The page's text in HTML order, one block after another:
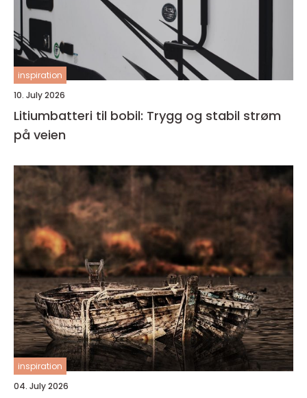
inspiration
10. July 2026
Litiumbatteri til bobil: Trygg og stabil strøm
på veien
inspiration
04. July 2026